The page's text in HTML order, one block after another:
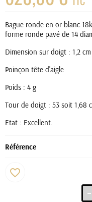
Bague ronde en or blanc
forme ronde pavé de 14
Dimension sur doigt : 1,2 cm
Poinçon tête d'aigle
Poids : 4 g
Tour de doigt : 53 soit 1,68
Etat : Excellent.
Référence
favorite_border